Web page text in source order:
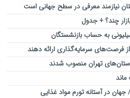
نیازمند معرفی در سطح جهانی است
چند؟ + جدول
فرصت‌های سرمایه‌گذاری ارائه دهند